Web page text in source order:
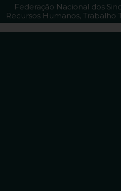
Federação Nacional dos
Recursos Humanos, Trabalho